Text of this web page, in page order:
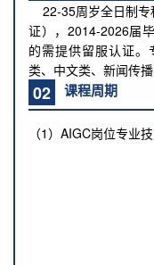
22-35周岁全日制专
证），2014-2026届
的需提供留服认证。
类、中文类、新闻传
02 课程周期
（1）AIGC岗位专业